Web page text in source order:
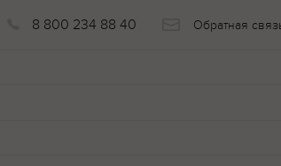
8 800 234 88 40 Обратная